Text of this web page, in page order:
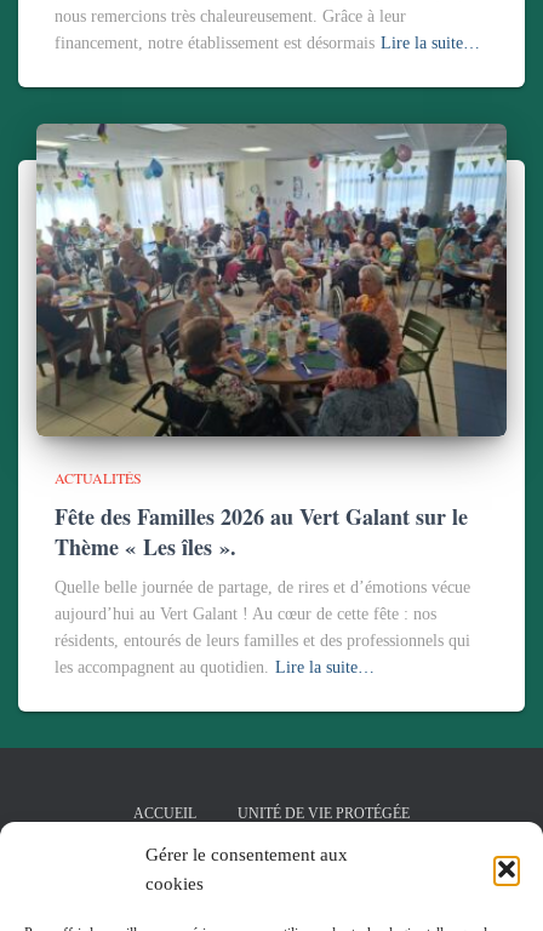
Gérer le consentement aux
cookies
nous remercions très chaleureusement. Grâce à leur
financement, notre établissement est désormais Lire la suite…
ACTUALITÉS
Fête des Familles 2026 au Vert Galant sur le
Thème « Les îles ».
Quelle belle journée de partage, de rires et d’émotions vécue
aujourd’hui au Vert Galant ! Au cœur de cette fête : nos
résidents, entourés de leurs familles et des professionnels qui
les accompagnent au quotidien. Lire la suite…
ACCUEIL UNITÉ DE VIE PROTÉGÉE